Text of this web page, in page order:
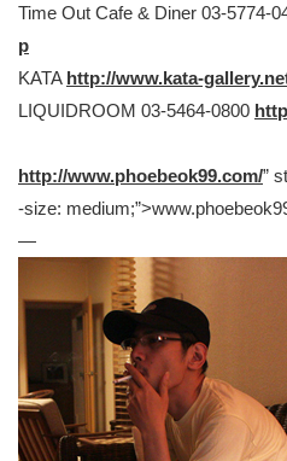
Time Out Cafe & Diner 03-5774-
p
KATA http://www.kata-
LIQUIDROOM 03-5464-0800
http://www.phoebeok99.com/”
-size:
—